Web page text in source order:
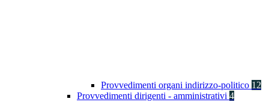
Provvedimenti organi indirizzo-politico 12
Provvedimenti dirigenti - amministrativi 4